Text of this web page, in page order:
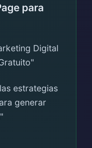
para
Digital
estrategias
generar